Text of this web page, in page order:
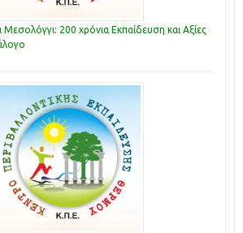
200 χρόνια Εκπαίδευση και Αξίες